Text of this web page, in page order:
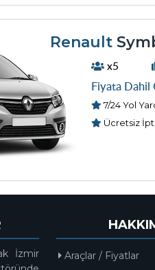
Renault
x5
Fiyata
7/24 Yol
Ücretsiz
İzmir
Araçlar / Fiyatlar